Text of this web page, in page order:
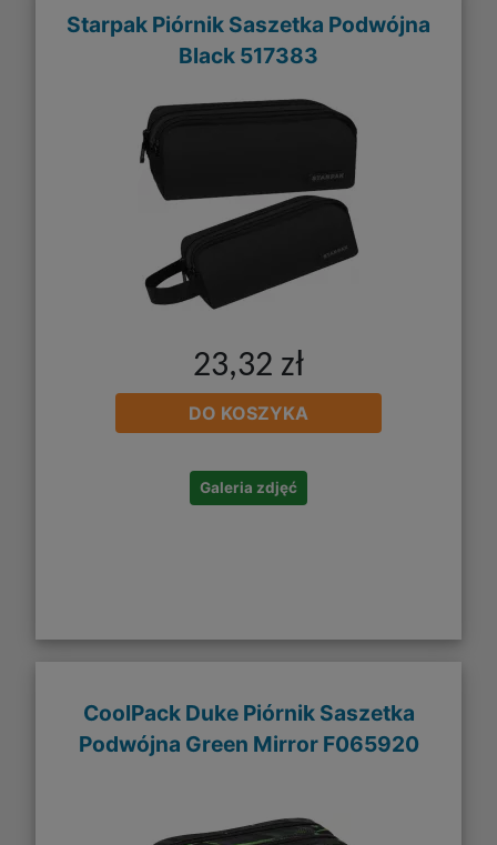
Starpak Piórnik Saszetka Podwójna
Black 517383
23,32 zł
DO KOSZYKA
Galeria zdjęć
CoolPack Duke Piórnik Saszetka
Podwójna Green Mirror F065920